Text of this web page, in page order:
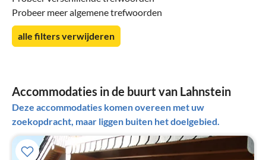
Probeer meer algemene trefwoorden
alle filters verwijderen
Accommodaties in de buurt van Lahnstein
Deze accommodaties komen overeen met uw
zoekopdracht, maar liggen buiten het doelgebied.